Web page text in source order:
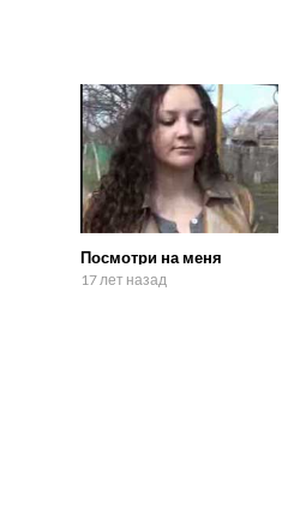
Посмотри на меня
17 лет назад